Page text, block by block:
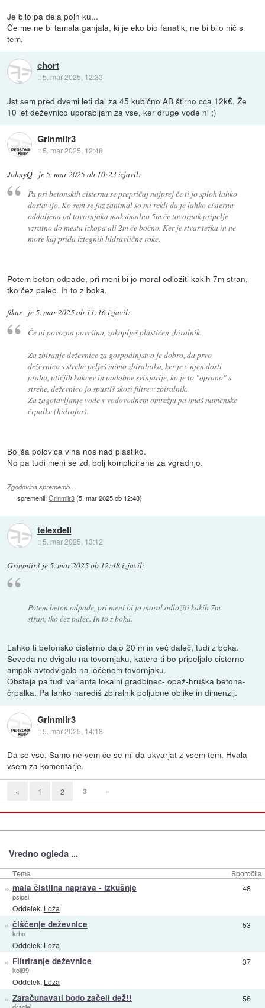
Je bilo pa dela poln ku...
Če me ne bi tamala ganjala, ki je eko bio fanatik, ne bi bilo nič s
tem.
chort
:: 5. mar 2025, 12:33
Jst sem pred dvemi leti dal za 45 kubično AB štirno cca 12k€. Že
10 let deževnico uporabljam za vse, ker druge vode ni ;)
Grinmiir3
::5. mar 2025, 12:48
JohnyQ_ je5. mar 2025 ob 10:23izjavil:
Pa pri betonskih cisterna se prepričaj najprej če ti jo sploh lahko
dostavijo. Ko sem se jaz zanimal so mi rekli da je lahko cisterna
oddaljena od tovornjaka maksimalno 5m če tovornak pripelje
vzratno do mesta izkopa ali 2m če bočno. Ker je stvar težka in ne
more kaj prida iztegnih hidravlične roke.
Potem beton odpade, pri meni bi jo moral odložiti kakih 7m stran,
tko čez palec. In to z boka.
fikus_ je5. mar 2025 ob 11:16izjavil:
Če ni povozna površina, zakoplješ plastičen zbiralnik.
Za zbiranje deževnice za gospodinjstvo je dobro, da prvo
deževnico s strehe pelješ mimo zbiralnika, ker je v njen dosti
prahu, ptičjih kakcev in podobne svinjarije, ko je to "oprano" s
strehe, deževnico jo spustiš skozi filtre v zbiralnik.
Za zagotavljanje vode v vodovodnem omrežju pa imaš namenske
črpalke (hidrofor).
Boljša polovica viha nos nad plastiko.
No pa tudi meni se zdi bolj komplicirana za vgradnjo.
Zgodovina sprememb…
spremenil:Grinmiir3(5. mar 2025 ob 12:48)
telexdell
:: 5. mar 2025, 13:12
Grinmiir3 je5. mar 2025 ob 12:48izjavil:
Potem beton odpade, pri meni bi jo moral odložiti kakih 7m
stran, tko čez palec. In to z boka.
Lahko ti betonsko cisterno dajo 20 m in več daleč, tudi z boka.
Seveda ne dvigalu na tovornjaku, katero ti bo pripeljalo cisterno
ampak avtodvigalo na ločenem tovornjaku.
Obstaja pa tudi varianta lokalni gradbinec- opaž-hruška betona-
črpalka. Pa lahko narediš zbiralnik poljubne oblike in dimenzij.
Grinmiir3
::5. mar 2025, 14:18
Da se vse. Samo ne vem če se mi da ukvarjat z vsem tem. Hvala
vsem za komentarje.
« 1 2 3 »
Vredno ogleda ...
Tema Sporočila
» mala čistilna naprava - izkušnje
psipsi
Oddelek: Loža
48
» čiščenje deževnice
krho
Oddelek: Loža
53
» Filtriranje deževnice
koli99
Oddelek: Loža
37
» Zaračunavati bodo začeli dež!! 56